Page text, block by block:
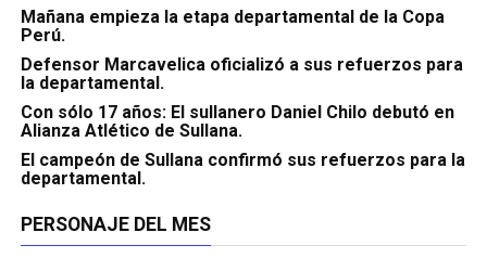
Mañana empieza la etapa departamental de la Copa
Perú.
Defensor Marcavelica oficializó a sus refuerzos para
la departamental.
Con sólo 17 años: El sullanero Daniel Chilo debutó en
Alianza Atlético de Sullana.
El campeón de Sullana confirmó sus refuerzos para la
departamental.
PERSONAJE DEL MES